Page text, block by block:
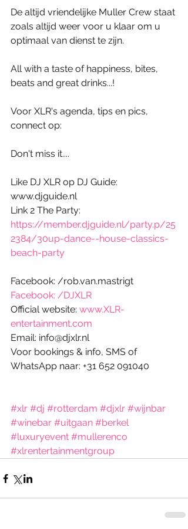
De altijd vriendelijke Muller Crew staat
zoals altijd weer voor u klaar om u
optimaal van dienst te zijn.
All with a taste of happiness, bites,
beats and great drinks...!
Voor XLR's agenda, tips en pics,
connect op:
Don't miss it....
Like DJ XLR op DJ Guide:
www.djguide.nl
Link 2 The Party:
https://member.djguide.nl/party.p/25
2384/30up-dance--house-classics-
beach-party
Facebook: /rob.van.mastrigt
Facebook: /DJXLR
Official website: www.XLR-
entertainment.com
Email: info@djxlr.nl
Voor bookings & info, SMS of
WhatsApp naar: +31 652 091040
#xlr #dj #rotterdam #djxlr #wijnbar
#winebar #uitgaan #berkel
#luxuryevent #mullerenco
#xlrentertainmentgroup